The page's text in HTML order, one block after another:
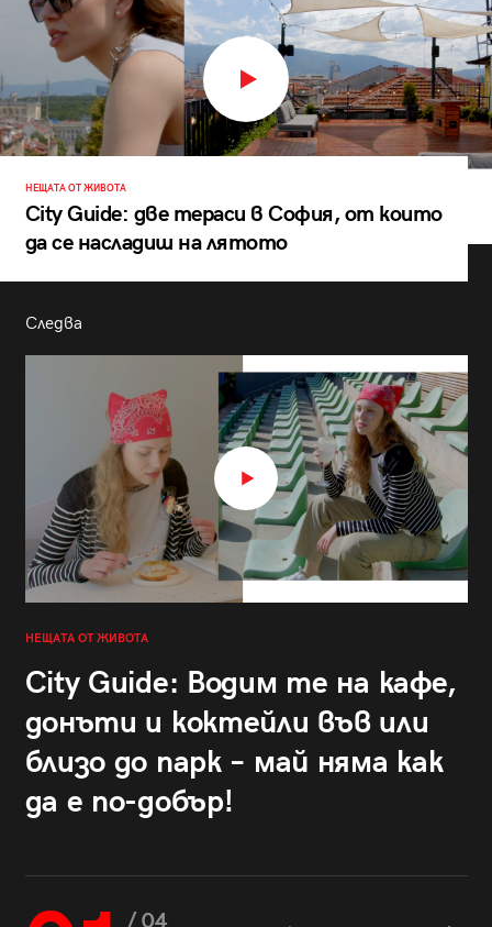
НЕЩАТА ОТ ЖИВОТА
City Guide: две тераси в София, от които
да се насладиш на лятото
Следва
НЕЩАТА ОТ ЖИВОТА
City Guide: Водим те на кафе,
донъти и коктейли във или
близо до парк – май няма как
да е по-добър!
/ 04